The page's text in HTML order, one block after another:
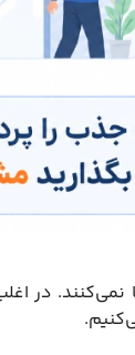
نمی‌کنند. در